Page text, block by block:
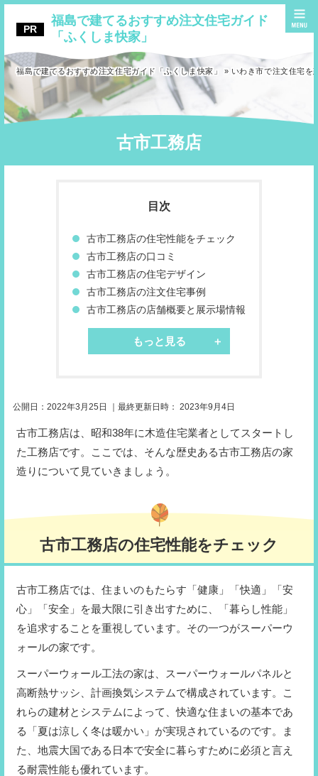
福島で建てるおすすめ注文住宅ガイド
「ふくしま快家」
福島で建てるおすすめ注文住宅ガイド「ふくしま快家」 » いわき市で注文住宅を
古市工務店
古市工務店の住宅性能をチェック
古市工務店の口コミ
古市工務店の住宅デザイン
古市工務店の注文住宅事例
古市工務店の店舗概要と展示場情報
もっと見る
公開日： 2022年3月25日 ｜最終更新日時： 2023年9月4日
古市工務店は、昭和38年に木造住宅業者としてスタートし
た工務店です。ここでは、そんな歴史ある古市工務店の家
造りについて見ていきましょう。
古市工務店の住宅性能をチェック
古市工務店では、住まいのもたらす「健康」「快適」「安
心」「安全」を最大限に引き出すために、「暮らし性能」
を追求することを重視しています。その一つがスーパーウ
ォールの家です。
スーパーウォール工法の家は、スーパーウォールパネルと
高断熱サッシ、計画換気システムで構成されています。こ
れらの建材とシステムによって、快適な住まいの基本であ
る「夏は涼しく冬は暖かい」が実現されているのです。ま
た、地震大国である日本で安全に暮らすために必須と言え
る耐震性能も優れています。